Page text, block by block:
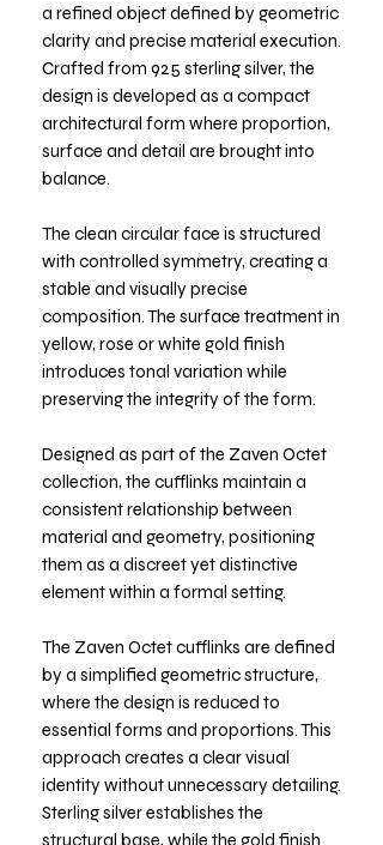
a refined object defined by geometric
clarity and precise material execution.
Crafted from 925 sterling silver, the
design is developed as a compact
architectural form where proportion,
surface and detail are brought into
balance.
The clean circular face is structured
with controlled symmetry, creating a
stable and visually precise
composition. The surface treatment in
yellow, rose or white gold finish
introduces tonal variation while
preserving the integrity of the form.
Designed as part of the Zaven Octet
collection, the cufflinks maintain a
consistent relationship between
material and geometry, positioning
them as a discreet yet distinctive
element within a formal setting.
The Zaven Octet cufflinks are defined
by a simplified geometric structure,
where the design is reduced to
essential forms and proportions. This
approach creates a clear visual
identity without unnecessary detailing.
Sterling silver establishes the
structural base, while the gold finish